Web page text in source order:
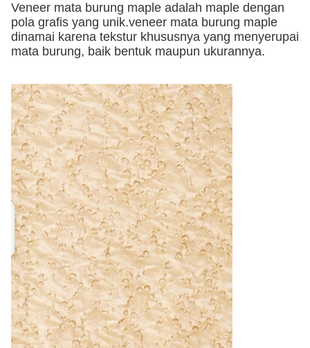
Veneer mata burung maple adalah maple dengan
pola grafis yang unik.veneer mata burung maple
dinamai karena tekstur khususnya yang menyerupai
mata burung, baik bentuk maupun ukurannya.